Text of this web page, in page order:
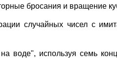
бросания и вращение
случайных чисел с
воде", используя семь